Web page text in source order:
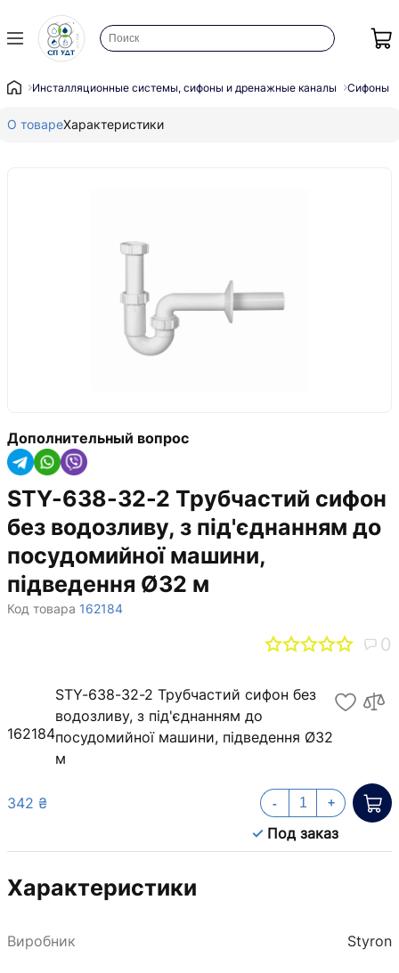
Инсталляционные системы, сифоны и дренажные каналы Сифоны
О товареХарактеристики
Дополнительный вопрос
STY-638-32-2 Трубчастий сифон
без водозливу, з під'єднанням до
посудомийної машини,
підведення Ø32 м
Код товара 162184
0
162184
STY-638-32-2 Трубчастий сифон без
водозливу, з під'єднанням до
посудомийної машини, підведення Ø32
м
342 ₴
Под заказ
- +
Характеристики
Виробник Styron